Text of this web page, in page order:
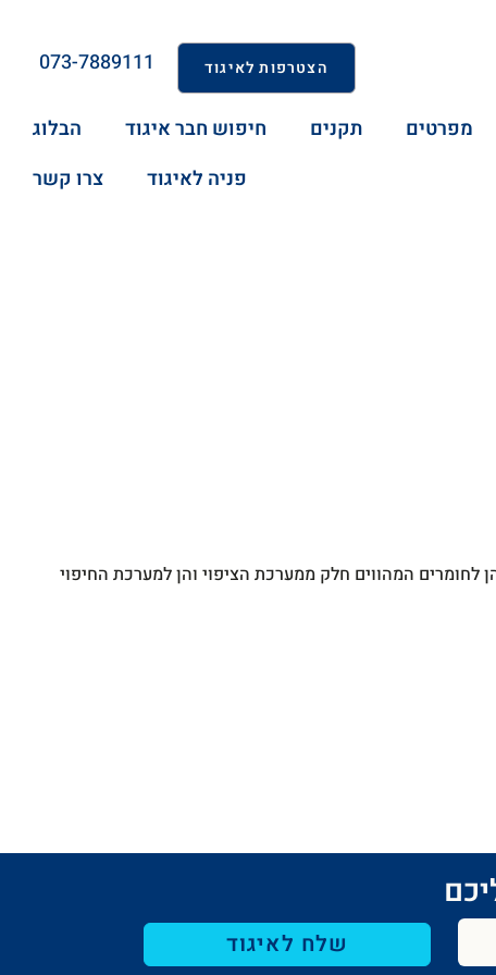
הצטרפות לאיגוד 073-7889111
מפרטים תקנים חיפוש חבר איגוד
הבלוג
פניה לאיגוד
צרו קשר
לחומרים המהווים חלק ממערכת הציפוי והן למערכת החיפוי
שלח לאיגוד